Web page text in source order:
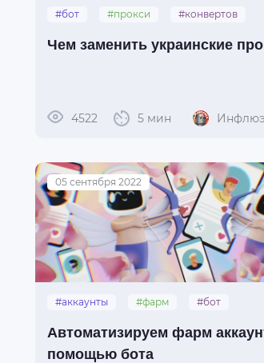
#бот #прокси
#конвертов
Чем заменить украинские
4522 5 мин
05 сентября 2022
#аккаунты #фарм
#бот
Автоматизируем фарм
помощью бота